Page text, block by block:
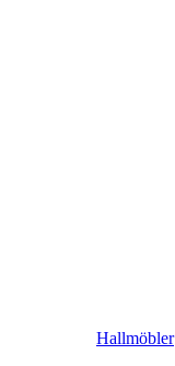
Hallmöbler